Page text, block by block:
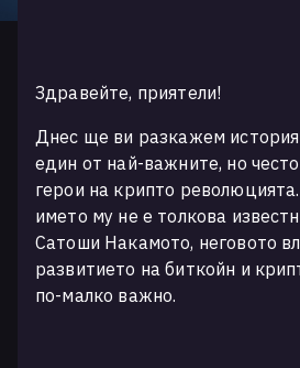
Здравейте, приятели!
Днес ще ви разкажем
един от най-важните, но
герои на крипто
името му не е толкова
Сатоши Накамото, неговото
развитието на биткойн и
по-малко важно.